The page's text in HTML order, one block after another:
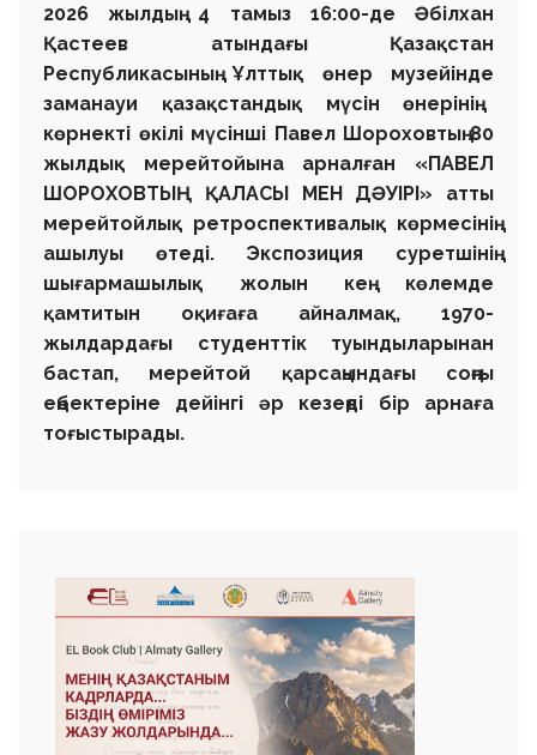
2026 жылдың 4 тамыз 16:00-де
Әбілхан
Қастеев атындағы Қазақстан
РеспубликасыныңҰлттық өнер музейінде
заманауи қазақстандық мүсін өнерінің
көрнекті өкілі мүсінші Павел Шороховтың80
жылдық мерейтойына арналған «ПАВЕЛ
ШОРОХОВТЫҢ ҚАЛАСЫ МЕН ДӘУІРІ» атты
мерейтойлық ретроспективалық көрмесінің
ашылуы өтеді. Экспозиция суретшінің
шығармашылық жолын кең көлемде
қамтитын оқиғаға айналмақ, 1970-
жылдардағы студенттік туындыларынан
бастап, мерейтой қарсаңындағы соңғы
еңбектеріне дейінгі әр кезеңді бір арнаға
тоғыстырады.